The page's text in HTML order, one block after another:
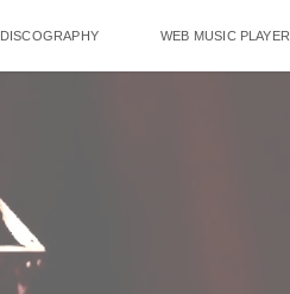
DISCOGRAPHY WEB MUSIC PLAYER